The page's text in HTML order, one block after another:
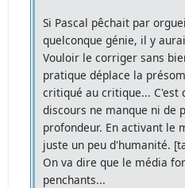
Si Pascal pêchait par
quelconque génie, il y
Vouloir le corriger sans
pratique déplace la
critiqué au critique... C'est
discours ne manque ni de
profondeur. En activant le
juste un peu d'humanité.
On va dire que le média
penchants...